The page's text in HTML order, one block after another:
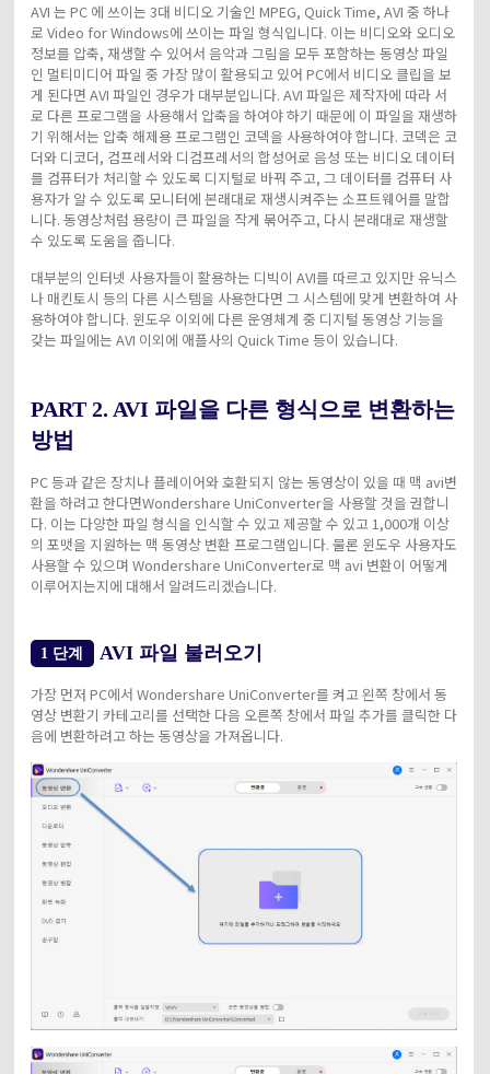
AVI 는 PC 에 쓰이는 3대 비디오 기술인 MPEG, Quick Time, AVI 중 하나
로 Video for Windows에 쓰이는 파일 형식입니다. 이는 비디오와 오디오
정보를 압축, 재생할 수 있어서 음악과 그림을 모두 포함하는 동영상 파일
인 멀티미디어 파일 중 가장 많이 활용되고 있어 PC에서 비디오 클립을 보
게 된다면 AVI 파일인 경우가 대부분입니다. AVI 파일은 제작자에 따라 서
로 다른 프로그램을 사용해서 압축을 하여야 하기 때문에 이 파일을 재생하
기 위해서는 압축 해제용 프로그램인 코덱을 사용하여야 합니다. 코덱은 코
더와 디코더, 컴프레서와 디컴프레서의 합성어로 음성 또는 비디오 데이터
를 컴퓨터가 처리할 수 있도록 디지털로 바꿔 주고, 그 데이터를 컴퓨터 사
용자가 알 수 있도록 모니터에 본래대로 재생시켜주는 소프트웨어를 말합
니다. 동영상처럼 용량이 큰 파일을 작게 묶어주고, 다시 본래대로 재생할
수 있도록 도움을 줍니다.
대부분의 인터넷 사용자들이 활용하는 디빅이 AVI를 따르고 있지만 유닉스
나 매킨토시 등의 다른 시스템을 사용한다면 그 시스템에 맞게 변환하여 사
용하여야 합니다. 윈도우 이외에 다른 운영체계 중 디지털 동영상 기능을
갖는 파일에는 AVI 이외에 애플사의 Quick Time 등이 있습니다.
PART 2. AVI 파일을 다른 형식으로 변환하는
방법
PC 등과 같은 장치나 플레이어와 호환되지 않는 동영상이 있을 때 맥 avi변
환을 하려고 한다면Wondershare UniConverter을 사용할 것을 권합니
다. 이는 다양한 파일 형식을 인식할 수 있고 제공할 수 있고 1,000개 이상
의 포맷을 지원하는 맥 동영상 변환 프로그램입니다. 물론 윈도우 사용자도
사용할 수 있으며 Wondershare UniConverter로 맥 avi 변환이 어떻게
이루어지는지에 대해서 알려드리겠습니다.
1 단계 AVI 파일 불러오기
가장 먼저 PC에서 Wondershare UniConverter를 켜고 왼쪽 창에서 동
영상 변환기 카테고리를 선택한 다음 오른쪽 창에서 파일 추가를 클릭한 다
음에 변환하려고 하는 동영상을 가져옵니다.